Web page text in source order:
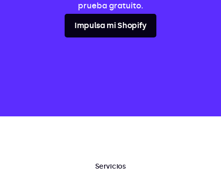
prueba gratuito.
Impulsa mi Shopify
Servicios